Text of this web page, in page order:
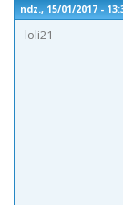
ndz., 15/01/2017 -
loli21